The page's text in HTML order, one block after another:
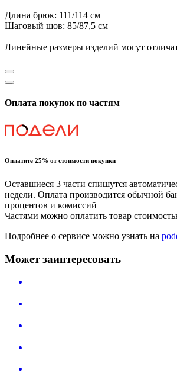
Длина брюк: 111/114 см
Шаговый шов: 85/87,5 см
Линейные размеры изделий могут
Оплата покупок по частям
Оплатите 25% от стоимости покупки
Оставшиеся 3 части спишутся
недели. Оплата производится обычной
процентов и комиссий
Частями можно оплатить товар
Подробнее о сервисе можно узнать на
Может заинтересовать